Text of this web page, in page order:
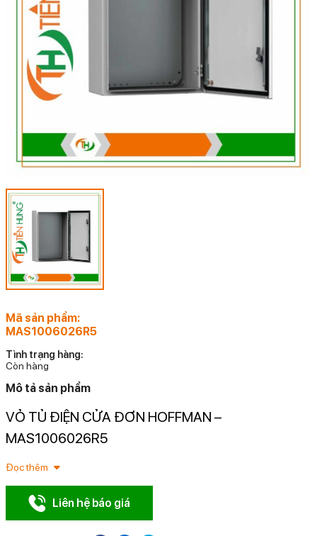
Mã sản phẩm:
MAS1006026R5
Tình trạng hàng:
Còn hàng
Mô tả sản phẩm
VỎ TỦ ĐIỆN CỬA ĐƠN HOFFMAN –
MAS1006026R5
Đọc thêm
Liên hệ báo giá